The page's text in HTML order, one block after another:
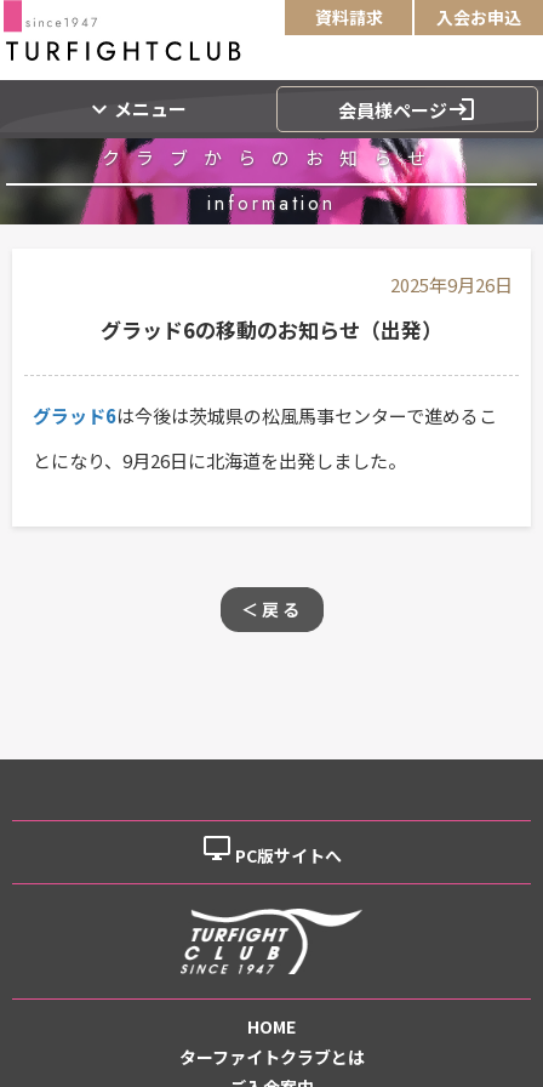
資料請求 入会お申込
expand_more メニュー 会員様ページlogin
クラブからのお知らせ
information
2025年9月26日
グラッド6の移動のお知らせ（出発）
グラッド6は今後は茨城県の松風馬事センターで進めるこ
とになり、9月26日に北海道を出発しました。
＜戻る
desktop_windows PC版サイトへ
HOME
ターファイトクラブとは